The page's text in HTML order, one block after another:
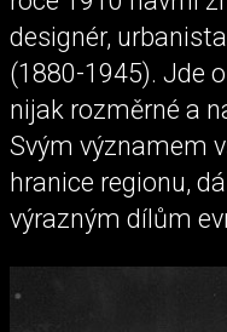
designér,
(1880-1945). Jde
nijak rozměrné a
Svým významem
hranice regionu,
výrazným dílům